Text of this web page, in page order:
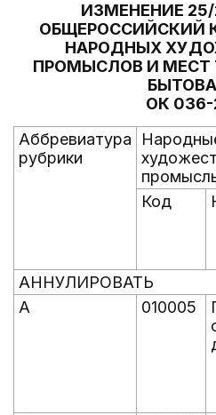
ИЗМЕНЕНИЕ
ОБЩЕРОССИЙСКИЙ
НАРОДНЫХ
ПРОМЫСЛОВ И МЕСТ
ОК 036-
Аббревиатура
рубрики
Код
АННУЛИРОВАТЬ
А
010005